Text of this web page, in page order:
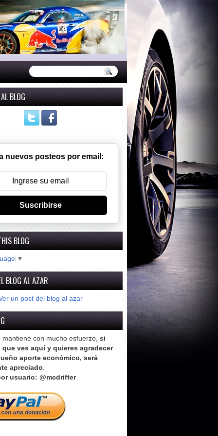
BLOG
nuevos posteos por email:
Suscribirse
BLOG
▼
BLOG AL AZAR
un post del blog al azar
mantiene con mucho esfuerzo, si
ves aquí y quieres agradecer
aporte económico, será
apreciado.
usuario: @mcdrifter